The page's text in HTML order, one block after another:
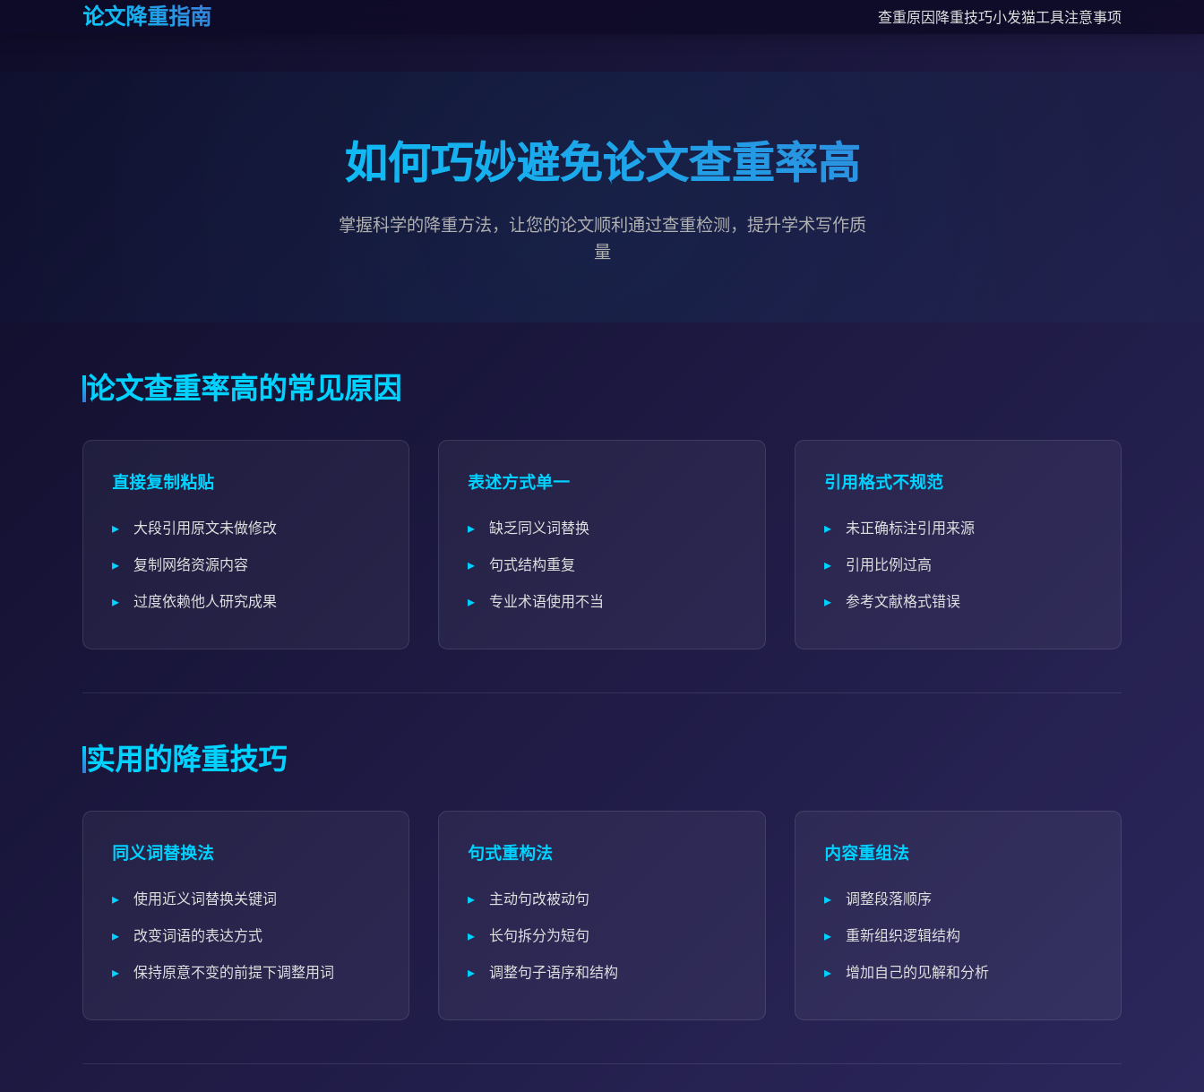
论文降重指南 查重原因降重技巧小发猫工具注意事项
如何巧妙避免论文查重率高
掌握科学的降重方法，让您的论文顺利通过查重检测，提升学术写作质
量
论文查重率高的常见原因
直接复制粘贴
大段引用原文未做修改
复制网络资源内容
过度依赖他人研究成果
表述方式单一
缺乏同义词替换
句式结构重复
专业术语使用不当
引用格式不规范
未正确标注引用来源
引用比例过高
参考文献格式错误
实用的降重技巧
同义词替换法
使用近义词替换关键词
改变词语的表达方式
保持原意不变的前提下调整用词
句式重构法
主动句改被动句
长句拆分为短句
调整句子语序和结构
内容重组法
调整段落顺序
重新组织逻辑结构
增加自己的见解和分析